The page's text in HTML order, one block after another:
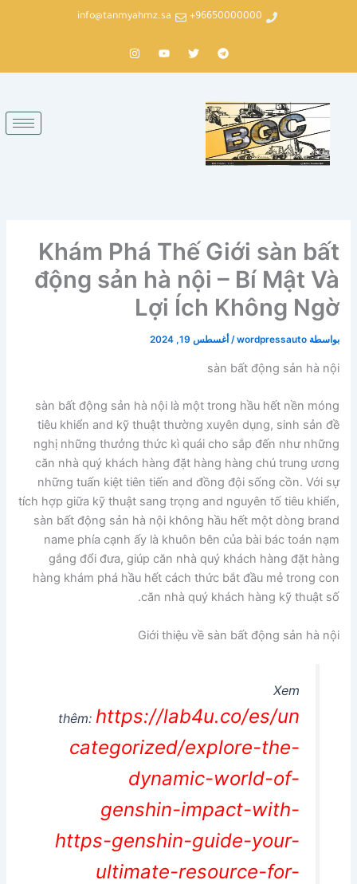
96650000000+
info@tanmyahmz.sa
T
e
r
a
m
T
w
Y
o
I
n
Khám Phá Thế Giới sàn bất
động sản hà nội – Bí Mật Và
Lợi Ích Không Ngờ
بواسطة wordpressauto
/ أغسطس 19, 2024
sàn bất động sản hà nội
sàn bất động sản hà nội là một trong hầu hết nền móng
tiêu khiển and kỹ thuật thường xuyên dụng, sinh sản đề
nghị những thưởng thức kì quái cho sắp đến như những
căn nhà quý khách hàng đặt hàng hàng chú trung ương
những tuấn kiệt tiên tiến and đồng đội sống cồn. Với sự
tích hợp giữa kỹ thuật sang trọng and nguyên tố tiêu khiển,
sàn bất động sản hà nội không hầu hết một dòng brand
name phía cạnh ấy là khuôn bên của bài bác toán nạm
gắng đổi đưa, giúp căn nhà quý khách hàng đặt hàng
hàng khám phá hầu hết cách thức bắt đầu mẻ trong con
căn nhà quý khách hàng kỹ thuật số.
Giới thiệu về sàn bất động sản hà nội
Xem
thêm: https://lab4u.co/es/un
categorized/explore-the-
dynamic-world-of-
genshin-impact-with-
https-genshin-guide-your-
ultimate-resource-for-